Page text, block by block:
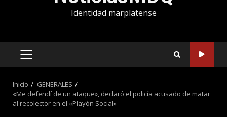
Identidad marplatense
MENÚ
Inicio
GENERALES
«Me defendí de un ataque», declaró el policía acusado de matar
al recolector en el «Playón Social»